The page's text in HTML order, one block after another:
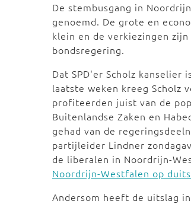
De stembusgang in
genoemd. De grote en
klein en de verkiezingen
bondsregering.
Dat SPD'er Scholz kanselier
laatste weken kreeg Scholz
profiteerden juist van de
Buitenlandse Zaken en
gehad van de
partijleider Lindner
de liberalen in Noordrijn-
Noordrijn-Westfalen op
Andersom heeft de uitslag